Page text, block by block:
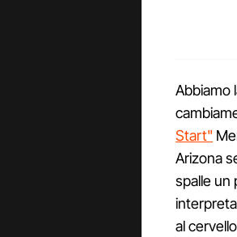
Abbiamo
Start"
Arizona
spalle un
al